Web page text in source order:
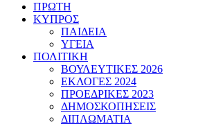
ΠΡΩΤΗ
ΚΥΠΡΟΣ
ΠΑΙΔΕΙΑ
ΥΓΕΙΑ
ΠΟΛΙΤΙΚΗ
ΒΟΥΛΕΥΤΙΚΕΣ 2026
ΕΚΛΟΓΕΣ 2024
ΠΡΟΕΔΡΙΚΕΣ 2023
ΔΗΜΟΣΚΟΠΗΣΕΙΣ
ΔΙΠΛΩΜΑΤΙΑ